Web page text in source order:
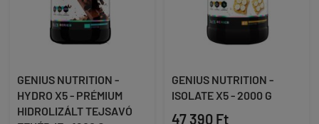
GENIUS NUTRITION -
HYDRO X5 - PRÉMIUM
HIDROLIZÁLT TEJSAVÓ
GENIUS NUTRITION -
ISOLATE X5 - 2000 G
47 390 Ft